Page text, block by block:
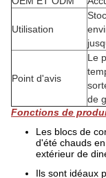
Utilisation
Point d'avis
Le
de
Fonctions de
Les blocs de
d'été chauds
extérieur de
Ils sont idéaux